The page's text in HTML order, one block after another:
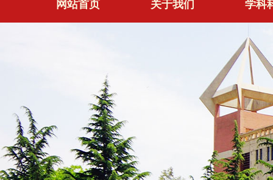
网站首页 关于我们 学科